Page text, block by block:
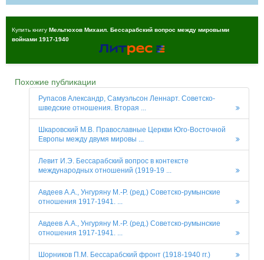
Купить книгу Мельтюхов Михаил. Бессарабский вопрос между мировыми
войнами 1917-1940
Похожие публикации
Рупасов Александр, Самуэльсон Леннарт. Советско-
шведские отношения. Вторая ...
Шкаровский М.В. Православные Церкви Юго-Восточной
Европы между двумя мировы ...
Левит И.Э. Бессарабский вопрос в контексте
международных отношений (1919-19 ...
Авдеев А.А., Унгуряну М.-Р. (ред.) Советско-румынские
отношения 1917-1941. ...
Авдеев А.А., Унгуряну М.-Р. (ред.) Советско-румынские
отношения 1917-1941. ...
Шорников П.М. Бессарабский фронт (1918-1940 гг.)